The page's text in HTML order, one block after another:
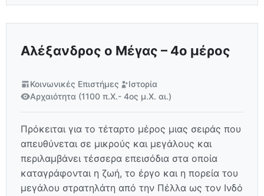
Αλέξανδρος ο Μέγας – 4ο μέρος
Κοινωνικές Επιστήμες
Ιστορία
Αρχαιότητα (1100 π.Χ.- 4ος μ.Χ. αι.)
Πρόκειται για το τέταρτο μέρος μιας σειράς που
απευθύνεται σε μικρούς και μεγάλους και
περιλαμβάνει τέσσερα επεισόδια στα οποία
καταγράφονται η ζωή, το έργο και η πορεία του
μεγάλου στρατηλάτη από την Πέλλα ως τον Ινδό